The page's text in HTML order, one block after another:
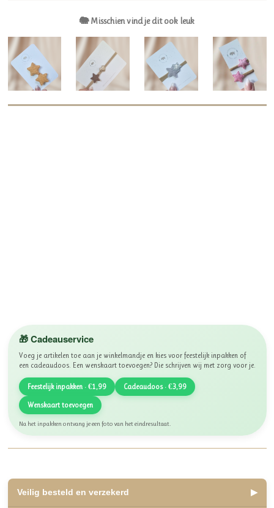
🐘 Misschien vind je dit ook leuk
🎁 Cadeauservice
Voeg je artikelen toe aan je winkelmandje en kies voor feestelijk inpakken of
een cadeaudoos. Een wenskaart toevoegen? Die schrijven wij met zorg voor je.
Feestelijk inpakken · €1,99 Cadeaudoos · €3,99
Wenskaart toevoegen
Na het inpakken ontvang je een foto van het eindresultaat.
Veilig besteld en verzekerd ▶